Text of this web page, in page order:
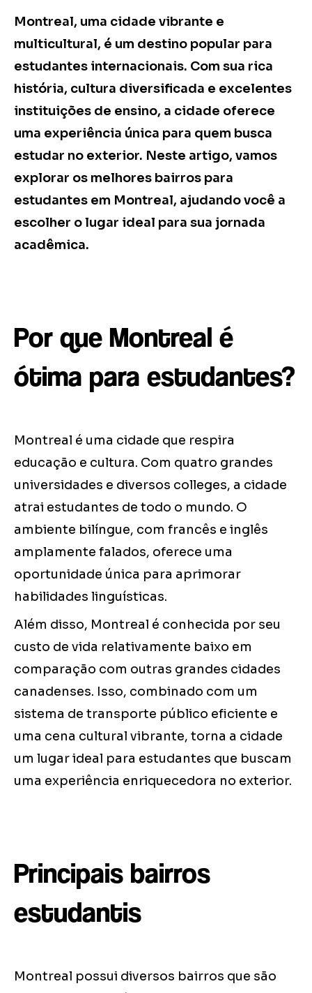
Montreal, uma cidade vibrante e
multicultural, é um destino popular para
estudantes internacionais. Com sua rica
história, cultura diversificada e excelentes
instituições de ensino, a cidade oferece
uma experiência única para quem busca
estudar no exterior. Neste artigo, vamos
explorar os melhores bairros para
estudantes em Montreal, ajudando você a
escolher o lugar ideal para sua jornada
acadêmica.
Por que Montreal é
ótima para estudantes?
Montreal é uma cidade que respira
educação e cultura. Com quatro grandes
universidades e diversos colleges, a cidade
atrai estudantes de todo o mundo. O
ambiente bilíngue, com francês e inglês
amplamente falados, oferece uma
oportunidade única para aprimorar
habilidades linguísticas.
Além disso, Montreal é conhecida por seu
custo de vida relativamente baixo em
comparação com outras grandes cidades
canadenses. Isso, combinado com um
sistema de transporte público eficiente e
uma cena cultural vibrante, torna a cidade
um lugar ideal para estudantes que buscam
uma experiência enriquecedora no exterior.
Principais bairros
estudantis
Montreal possui diversos bairros que são